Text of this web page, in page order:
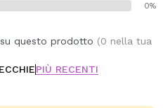
0%
questo prodotto (0 nella tua
PIÙ RECENTI